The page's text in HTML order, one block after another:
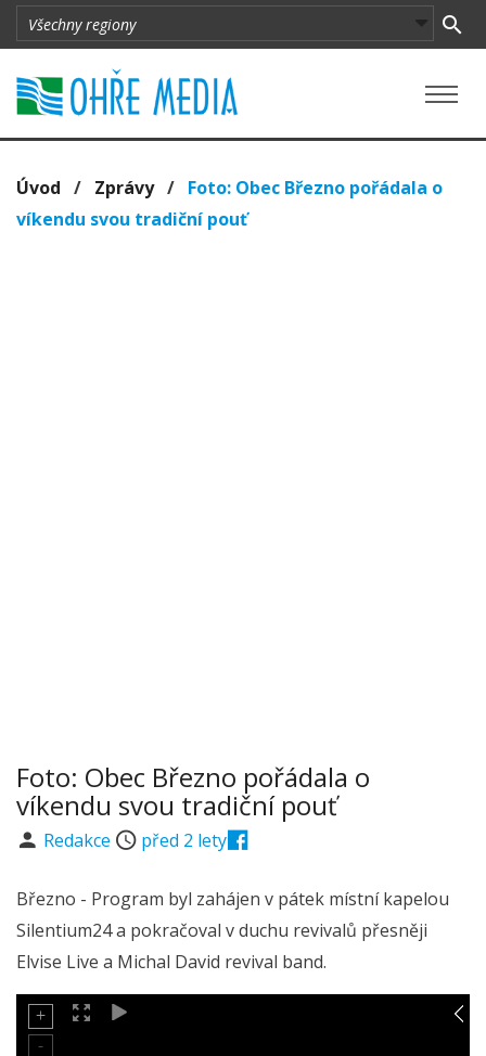
Úvod / Zprávy/ Foto: Obec Březno pořádala o
víkendu svou tradiční pouť
Foto: Obec Březno pořádala o
víkendu svou tradiční pouť
Redakce před 2 lety
Březno - Program byl zahájen v pátek místní kapelou
Silentium24 a pokračoval v duchu revivalů přesněji
Elvise Live a Michal David revival band.